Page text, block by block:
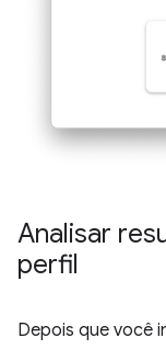
Analisar
perfil
Depois que você